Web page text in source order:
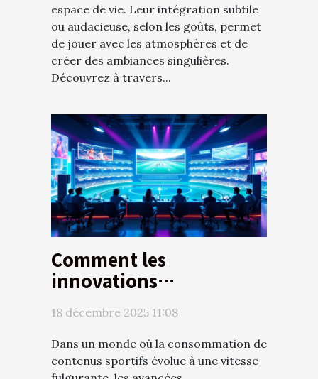
espace de vie. Leur intégration subtile
ou audacieuse, selon les goûts, permet
de jouer avec les atmosphères et de
créer des ambiances singulières.
Découvrez à travers...
Comment les
innovations
technologiques
transforment-elles le
streaming sportif ?
18 décembre 2025 11:08
Dans un monde où la consommation de
contenus sportifs évolue à une vitesse